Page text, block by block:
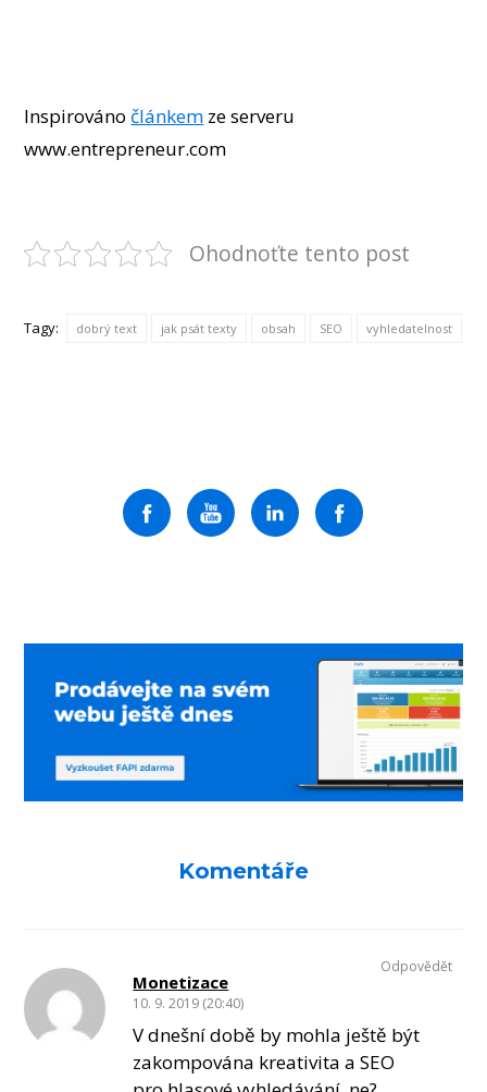
Inspirováno článkem ze serveru
www.entrepreneur.com
Ohodnoťte tento post
Tagy: dobrý text jak psát texty obsah SEO vyhledatelnost
Komentáře
Monetizace
10. 9. 2019 (20:40)
V dnešní době by mohla ještě být
zakompována kreativita a SEO
Odpovědět